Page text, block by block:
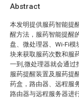
Abstract
本发明提供服药智能提
醒方法，服药智能提醒
盘、微处理器、Wi-Fi模
块来获取服药次数和服
一到,微处理器就会通过
服药提醒装置及服药提
药盒，路由器、远程服
路由器与远程服务器进